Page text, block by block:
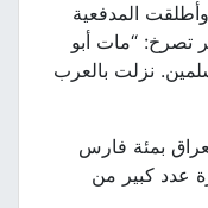
المدفعية
“مات أبو
نزلت بالعرب
بمئة فارس
عدد كبير من